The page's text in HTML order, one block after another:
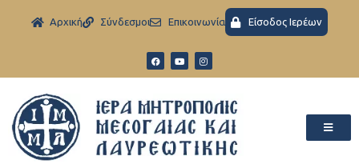
Aρχική Σύνδεσμοι Eπικοινωνία Είσοδος Ιερέων